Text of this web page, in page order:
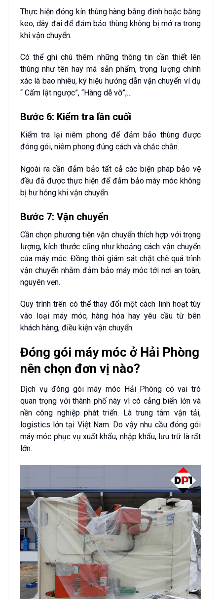
Thực hiện đóng kín thùng hàng bằng đinh hoặc băng
keo, dây đai để đảm bảo thùng không bị mở ra trong
khi vận chuyển.
Có thể ghi chú thêm những thông tin cần thiết lên
thùng như tên hay mã sản phẩm, trọng lượng chính
xác là bao nhiêu, ký hiệu hướng dẫn vận chuyển ví dụ
“ Cấm lật ngược”, “Hàng dễ vỡ”,…
Bước 6: Kiểm tra lần cuối
Kiểm tra lại niêm phong để đảm bảo thùng được
đóng gói, niêm phong đúng cách và chắc chắn.
Ngoài ra cần đảm bảo tất cả các biện pháp bảo vệ
đều đã được thực hiện để đảm bảo máy móc không
bị hư hỏng khi vận chuyển.
Bước 7: Vận chuyển
Cần chọn phương tiện vận chuyển thích hợp với trọng
lượng, kích thước cũng như khoảng cách vận chuyển
của máy móc. Đồng thời giám sát chặt chẽ quá trình
vận chuyển nhằm đảm bảo máy móc tới nơi an toàn,
nguyên vẹn.
Quy trình trên có thể thay đổi một cách linh hoạt tùy
vào loại máy móc, hàng hóa hay yêu cầu từ bên
khách hàng, điều kiện vận chuyển.
Đóng gói máy móc ở Hải Phòng
nên chọn đơn vị nào?
Dịch vụ đóng gói máy móc Hải Phòng có vai trò
quan trọng với thành phố này vì có cảng biển lớn và
nền công nghiệp phát triển. Là trung tâm vận tải,
logistics lớn tại Việt Nam. Do vậy nhu cầu đóng gói
máy móc phục vụ xuất khẩu, nhập khẩu, lưu trữ là rất
lớn.